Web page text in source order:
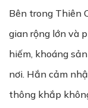
Bên trong Thiên
gian rộng lớn và
hiếm, khoáng
nơi. Hắn cảm
thông khắp